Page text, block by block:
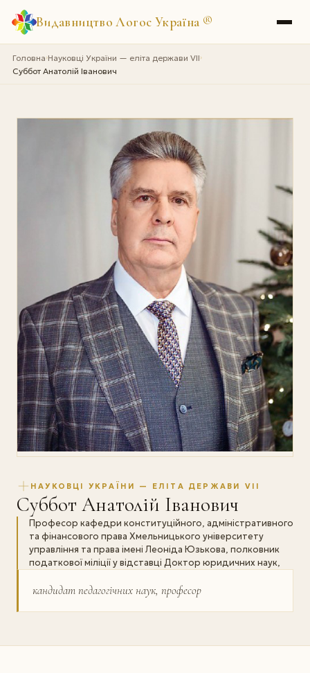
Видавництво Логос Україна ®
Головна›Науковці України — еліта держави VII›
Суббот Анатолій Іванович
НАУКОВЦІ УКРАЇНИ — ЕЛІТА ДЕРЖАВИ VII
Суббот Анатолій Іванович
Професор кафедри конституційного, адміністративного
та фінансового права Хмельницького університету
управління та права імені Леоніда Юзькова, полковник
податкової міліції у відставці Доктор юридичних наук,
кандидат педагогічних наук, професор